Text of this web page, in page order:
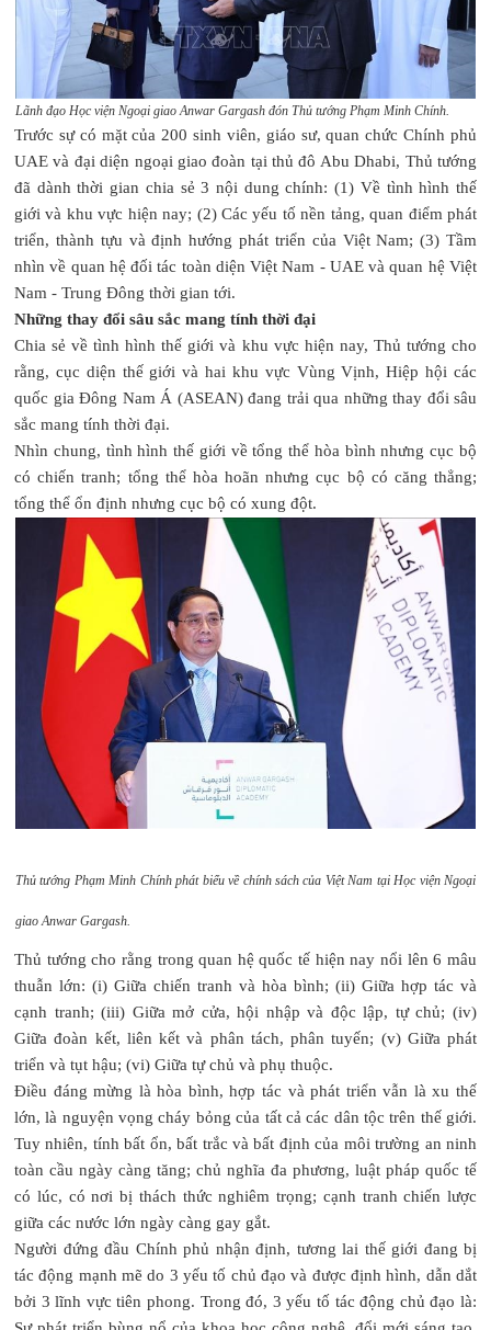
Lãnh đạo Học viện Ngoại giao Anwar Gargash đón Thủ tướng Phạm Minh Chính.
Trước sự có mặt của 200 sinh viên, giáo sư, quan chức Chính phủ
UAE và đại diện ngoại giao đoàn tại thủ đô Abu Dhabi, Thủ tướng
đã dành thời gian chia sẻ 3 nội dung chính: (1) Về tình hình thế
giới và khu vực hiện nay; (2) Các yếu tố nền tảng, quan điểm phát
triển, thành tựu và định hướng phát triển của Việt Nam; (3) Tầm
nhìn về quan hệ đối tác toàn diện Việt Nam - UAE và quan hệ Việt
Nam - Trung Đông thời gian tới.
Những thay đổi sâu sắc mang tính thời đại
Chia sẻ về tình hình thế giới và khu vực hiện nay, Thủ tướng cho
rằng, cục diện thế giới và hai khu vực Vùng Vịnh, Hiệp hội các
quốc gia Đông Nam Á (ASEAN) đang trải qua những thay đổi sâu
sắc mang tính thời đại.
Nhìn chung, tình hình thế giới về tổng thể hòa bình nhưng cục bộ
có chiến tranh; tổng thể hòa hoãn nhưng cục bộ có căng thẳng;
tổng thể ổn định nhưng cục bộ có xung đột.
Thủ tướng Phạm Minh Chính phát biểu về chính sách của Việt Nam tại Học viện Ngoại
giao Anwar Gargash.
Thủ tướng cho rằng trong quan hệ quốc tế hiện nay nổi lên 6 mâu
thuẫn lớn: (i) Giữa chiến tranh và hòa bình; (ii) Giữa hợp tác và
cạnh tranh; (iii) Giữa mở cửa, hội nhập và độc lập, tự chủ; (iv)
Giữa đoàn kết, liên kết và phân tách, phân tuyến; (v) Giữa phát
triển và tụt hậu; (vi) Giữa tự chủ và phụ thuộc.
Điều đáng mừng là hòa bình, hợp tác và phát triển vẫn là xu thế
lớn, là nguyện vọng cháy bỏng của tất cả các dân tộc trên thế giới.
Tuy nhiên, tính bất ổn, bất trắc và bất định của môi trường an ninh
toàn cầu ngày càng tăng; chủ nghĩa đa phương, luật pháp quốc tế
có lúc, có nơi bị thách thức nghiêm trọng; cạnh tranh chiến lược
giữa các nước lớn ngày càng gay gắt.
Người đứng đầu Chính phủ nhận định, tương lai thế giới đang bị
tác động mạnh mẽ do 3 yếu tố chủ đạo và được định hình, dẫn dắt
bởi 3 lĩnh vực tiên phong. Trong đó, 3 yếu tố tác động chủ đạo là: